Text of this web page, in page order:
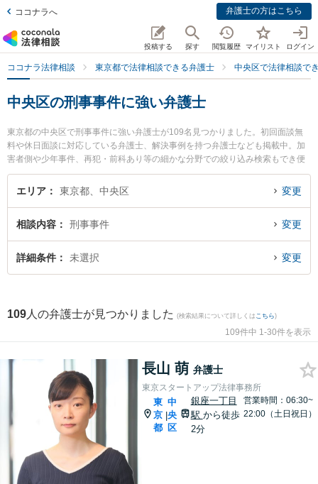
ココナラへ 弁護士の方はこちら
投稿する 探す 閲覧履歴 マイリスト ログイン
ココナラ法律相談 東京都で法律相談できる弁護士 中央区で法律相談で
中央区の刑事事件に強い弁護士
東京都の中央区で刑事事件に強い弁護士が109名見つかりました。初回面談無
料や休日面談に対応している弁護士、解決事例を持つ弁護士なども掲載中。加
害者側や少年事件、再犯・前科あり等の細かな分野での絞り込み検索もでき便
利です。特に東京スタートアップ法律事務所の長山 萌弁護士やネクスパート法
律事務所の瀧柳 宏弁護士、ネクスパート法律事務所の北條 さやか弁護士のプロ
件のトラブル解決の実績豊富な近くの弁護士を検索したい』『初回相談無料で
刑事事件を法律相談できる中央区内の弁護士に相談予約したい』などでお困り
の相談者さんにおすすめです。
エリア 東京都、中央区 変更
相談内容 刑事事件 変更
詳細条件 未選択 変更
109 人の弁護士が見つかりました (検索結果について詳しくは こちら)
109件中 1-30件を表示
長山 萌 弁護士
東京スタートアップ法律事務所
東
京
都
|
中
央
区
銀座一丁目
駅 から徒歩
2分
営業時間：06:30~
22:00（土日祝日）